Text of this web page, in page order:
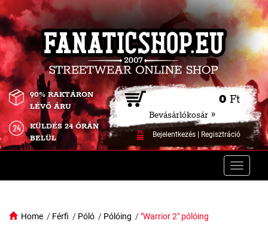
0 Ft
Bevásárlókosár »
Bejelentkezés| Regisztráció
90% RAKTÁRON
LÉVŐ ÁRU
KÜLDÉS 24 ÓRÁN
BELÜL
Toggle
Home / Férfi / Póló / Pólóing / "Warrior 2" pólóing